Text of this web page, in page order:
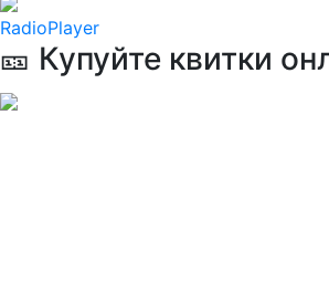
RadioPlayer
🎫 Купуйте квитки